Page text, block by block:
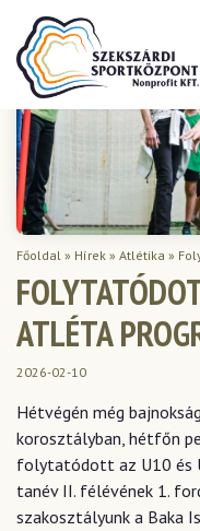
Főoldal » Hírek » Atlétika »
ATLÉTA
2026-02-10
Hétvégén még
korosztályban, hétfőn
folytatódott az U10 és
tanév II. félévének 1.
szakosztályunk a Baka